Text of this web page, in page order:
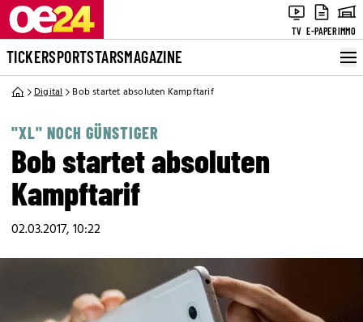
TV E-PAPERIMMO
TICKERSPORTSTARSMAGAZINE
Digital Bob startet absoluten Kampftarif
"XL" NOCH GÜNSTIGER
Bob startet absoluten
Kampftarif
02.03.2017, 10:22